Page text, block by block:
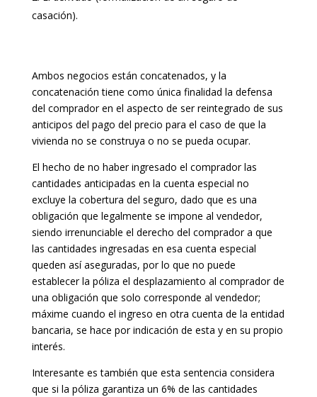
casación).
Ambos negocios están concatenados, y la
concatenación tiene como única finalidad la defensa
del comprador en el aspecto de ser reintegrado de sus
anticipos del pago del precio para el caso de que la
vivienda no se construya o no se pueda ocupar.
El hecho de no haber ingresado el comprador las
cantidades anticipadas en la cuenta especial no
excluye la cobertura del seguro, dado que es una
obligación que legalmente se impone al vendedor,
siendo irrenunciable el derecho del comprador a que
las cantidades ingresadas en esa cuenta especial
queden así aseguradas, por lo que no puede
establecer la póliza el desplazamiento al comprador de
una obligación que solo corresponde al vendedor;
máxime cuando el ingreso en otra cuenta de la entidad
bancaria, se hace por indicación de esta y en su propio
interés.
Interesante es también que esta sentencia considera
que si la póliza garantiza un 6% de las cantidades